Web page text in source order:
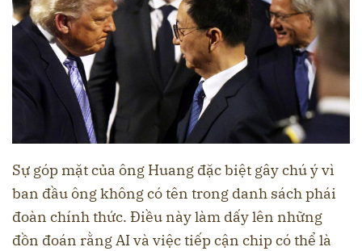
Sự góp mặt của ông Huang đặc biệt gây chú ý vì
ban đầu ông không có tên trong danh sách phái
đoàn chính thức. Điều này làm dấy lên những
đồn đoán rằng AI và việc tiếp cận chip có thể là